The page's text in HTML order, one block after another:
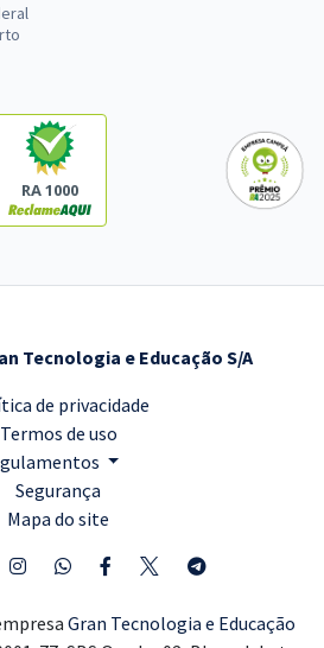
RA 1000
Tecnologia e Educação S/A
de privacidade
Termos de uso
Segurança
Mapa do site
Gran Tecnologia e Educação